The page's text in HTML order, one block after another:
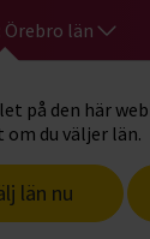
Örebro län
på den här
om du väljer län.
län nu